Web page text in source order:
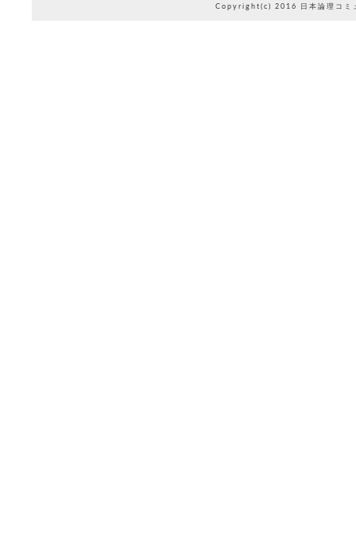
Copyright(c) 2016 日本論理コミ